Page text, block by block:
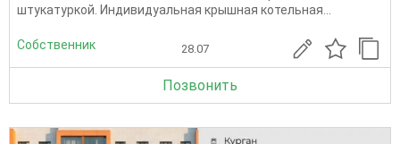
штукатуркой. Индивидуальная крышная котельная...
Собственник 28.07
Позвонить